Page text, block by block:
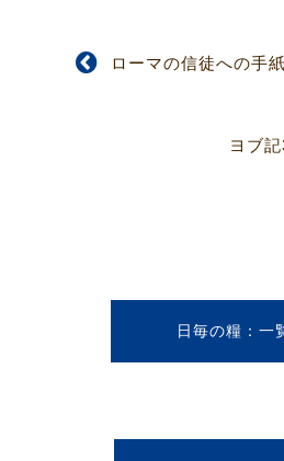
ローマの信徒への手
ヨブ
日毎の糧